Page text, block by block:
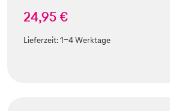
24,95 €
Lieferzeit:1-4 Werktage